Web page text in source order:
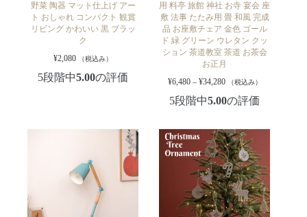
野菜 陶器 マット仕上げ アー
ト おしゃれ コンパクト 観賞
リビング かわいい 黒 ブラッ
ク
¥2,080 （税込み）
5段階中5.00の評価
用 料亭 旅館 神社 お寺 宴会 座
敷 法事 たたみ用 畳 和風 完成
品 お座敷チェア 金色 ゴール
ド 緑 グリーン ウレタン クッ
ション 茶道教室 茶道 お茶会
お正月
¥6,480 – ¥34,280 （税込み）
5段階中5.00の評価